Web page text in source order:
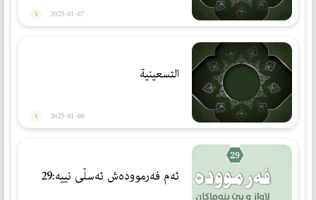
2025-01-07
التسعينية
2025-01-06
ئه‌م فه‌رمووده‌ش ئه‌سڵى نييه‌:29